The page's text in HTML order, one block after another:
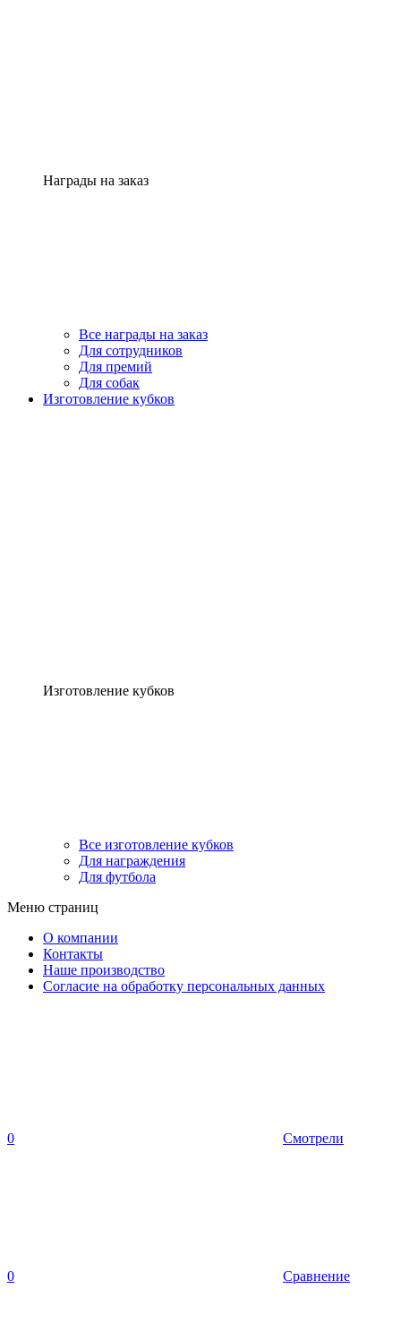
Награды на заказ
Все награды на заказ
Для сотрудников
Для премий
Для собак
Изготовление кубков
Изготовление кубков
Все изготовление кубков
Для награждения
Для футбола
Меню страниц
О компании
Контакты
Наше производство
Согласие на обработку персональных данных
0 Смотрели
0 Сравнение